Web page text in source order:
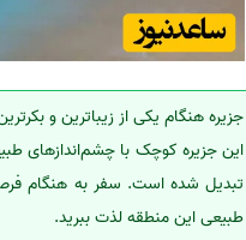
جزیره هنگام یکی از زیباترین و
این جزیره کوچک با چشم‌اندازهای
تبدیل شده است. سفر به هنگام
طبیعی این منطقه لذت ببرید.